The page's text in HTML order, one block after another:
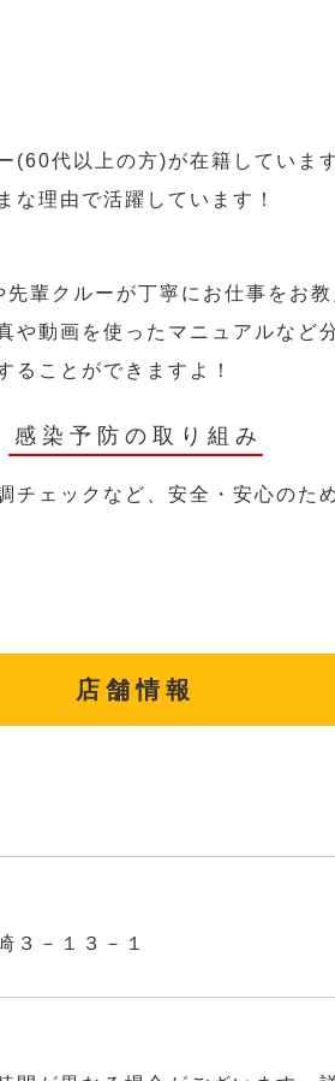
(60代以上の方)が在籍していま
な理由で活躍しています！
輩クルーが丁寧にお仕事をお教
や動画を使ったマニュアルなど
ることができますよ！
感染予防の取り組み
チェックなど、安全・安心のた
店舗情報
３－１３－１